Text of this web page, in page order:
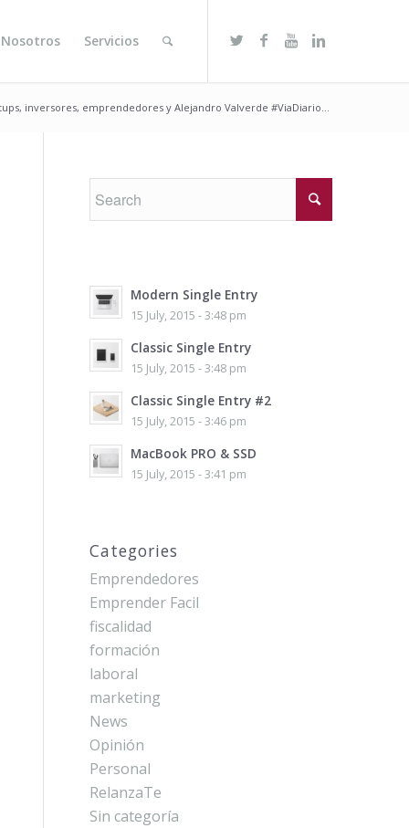
Servicios
inversores, emprendedores y Alejandro Valverde #ViaDiario...
Modern Single Entry
15 July, 2015 - 3:48 pm
Classic Single Entry
15 July, 2015 - 3:48 pm
Classic Single Entry #2
15 July, 2015 - 3:46 pm
MacBook PRO & SSD
15 July, 2015 - 3:41 pm
Categories
Emprendedores
Emprender Facil
fiscalidad
formación
laboral
marketing
News
Opinión
Personal
RelanzaTe
Sin categoría